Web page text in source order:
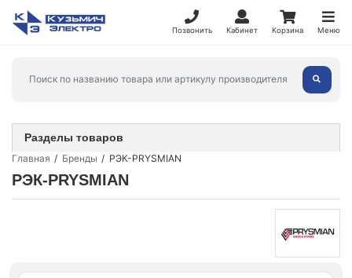
Позвонить Кабинет Корзина Меню
Главная Бренды РЭК-PRYSMIAN
РЭК-PRYSMIAN
Разделы товаров